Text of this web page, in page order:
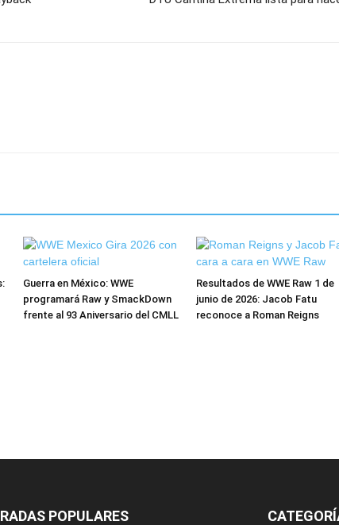
Guerra en México: WWE
programará Raw y SmackDown
frente al 93 Aniversario del CMLL
Resultados de WWE Raw 1 de
junio de 2026: Jacob Fatu
reconoce a Roman Reigns
POPULARES